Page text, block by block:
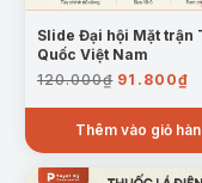
Slide Đại hội Mặt trận
Quốc Việt Nam
120.000₫ Giá
là:
120.000₫.
91.800₫
Thêm vào giỏ